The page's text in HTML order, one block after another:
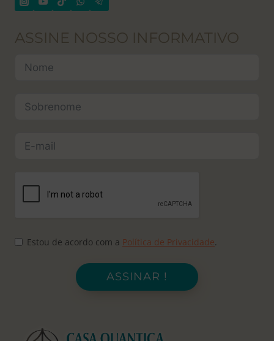
ASSINE NOSSO INFORMATIVO
Estou de acordo com a Política de Privacidade.
ASSINAR !